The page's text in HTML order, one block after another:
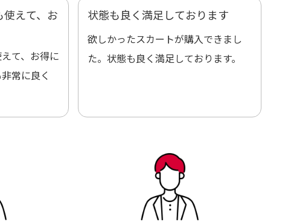
えて、お
て、お得に
常に良く
状態も良く満足しております
欲しかったスカートが購入できまし
た。状態も良く満足しております。